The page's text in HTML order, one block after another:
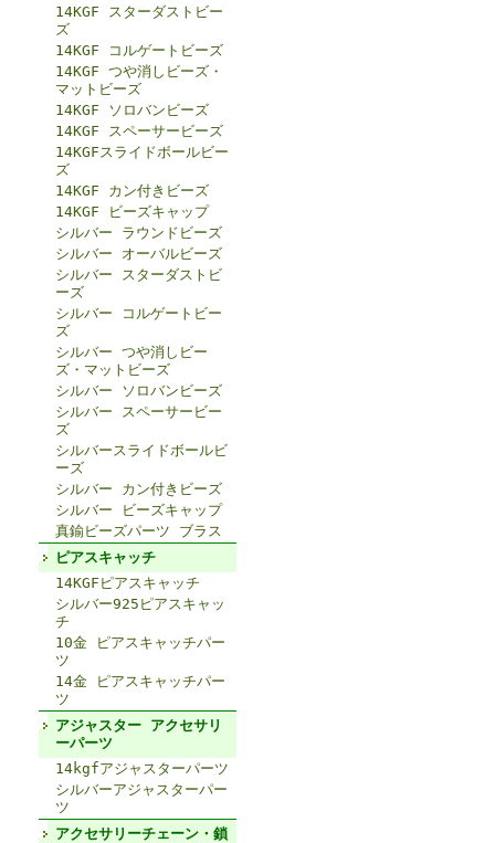
14KGF スターダストビー
ズ
14KGF コルゲートビーズ
14KGF つや消しビーズ・
マットビーズ
14KGF ソロバンビーズ
14KGF スペーサービーズ
14KGFスライドボールビー
ズ
14KGF カン付きビーズ
14KGF ビーズキャップ
シルバー ラウンドビーズ
シルバー オーバルビーズ
シルバー スターダストビ
ーズ
シルバー コルゲートビー
ズ
シルバー つや消しビー
ズ・マットビーズ
シルバー ソロバンビーズ
シルバー スペーサービー
ズ
シルバースライドボールビ
ーズ
シルバー カン付きビーズ
シルバー ビーズキャップ
真鍮ビーズパーツ ブラス
ピアスキャッチ
14KGFピアスキャッチ
シルバー925ピアスキャッ
チ
10金 ピアスキャッチパー
ツ
14金 ピアスキャッチパー
ツ
アジャスター アクセサリ
ーパーツ
14kgfアジャスターパーツ
シルバーアジャスターパー
ツ
アクセサリーチェーン・鎖